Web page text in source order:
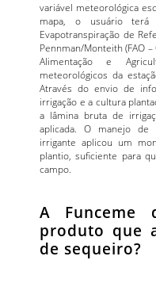
variável meteorológica
mapa, o usuário terá
Evapotranspiração de
Pennman/Monteith (FAO
Alimentação e
meteorológicos da
Através do envio de
irrigação e a cultura
a lâmina bruta de
aplicada. O manejo de
irrigante aplicou um
plantio, suficiente para
campo.
A Funceme
produto que
de sequeiro?